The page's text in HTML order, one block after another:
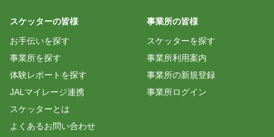
スケッターの皆様
お手伝いを探す
事業所を探す
体験レポートを探す
JALマイレージ連携
スケッターとは
よくあるお問い合わせ
事業所の皆様
スケッターを探す
事業所利用案内
事業所の新規登録
事業所ログイン